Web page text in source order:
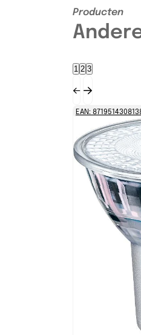
Producten
1 2 3
EAN: